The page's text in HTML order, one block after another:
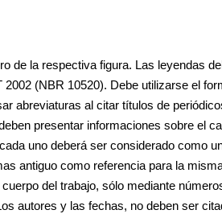
de la respectiva figura. Las leyendas
(NBR 10520). Debe utilizarse el
abreviaturas al citar títulos de
presentar informaciones sobre el
uno deberá ser considerado como
antiguo como referencia para la
del trabajo, sólo mediante
autores y las fechas, no deben ser